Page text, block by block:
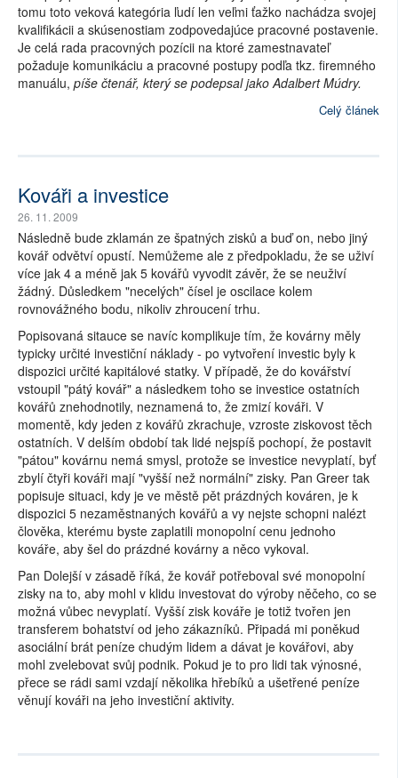
tomu toto veková kategória ľudí len veľmi ťažko nachádza svojej
kvalifikácii a skúsenostiam zodpovedajúce pracovné postavenie.
Je celá rada pracovných pozícii na ktoré zamestnavateľ
požaduje komunikáciu a pracovné postupy podľa tkz. firemného
manuálu, píše čtenář, který se podepsal jako Adalbert Múdry.
Celý článek
Kováři a investice
26. 11. 2009
Následně bude zklamán ze špatných zisků a buď on, nebo jiný
kovář odvětví opustí. Nemůžeme ale z předpokladu, že se uživí
více jak 4 a méně jak 5 kovářů vyvodit závěr, že se neuživí
žádný. Důsledkem "necelých" čísel je oscilace kolem
rovnovážného bodu, nikoliv zhroucení trhu.
Popisovaná sitauce se navíc komplikuje tím, že kovárny měly
typicky určité investiční náklady - po vytvoření investic byly k
dispozici určité kapitálové statky. V případě, že do kovářství
vstoupil "pátý kovář" a následkem toho se investice ostatních
kovářů znehodnotily, neznamená to, že zmizí kováři. V
momentě, kdy jeden z kovářů zkrachuje, vzroste ziskovost těch
ostatních. V delším období tak lidé nejspíš pochopí, že postavit
"pátou" kovárnu nemá smysl, protože se investice nevyplatí, byť
zbylí čtyři kováři mají "vyšší než normální" zisky. Pan Greer tak
popisuje situaci, kdy je ve městě pět prázdných kováren, je k
dispozici 5 nezaměstnaných kovářů a vy nejste schopni nalézt
člověka, kterému byste zaplatili monopolní cenu jednoho
kováře, aby šel do prázdné kovárny a něco vykoval.
Pan Dolejší v zásadě říká, že kovář potřeboval své monopolní
zisky na to, aby mohl v klidu investovat do výroby něčeho, co se
možná vůbec nevyplatí. Vyšší zisk kováře je totiž tvořen jen
transferem bohatství od jeho zákazníků. Připadá mi poněkud
asociální brát peníze chudým lidem a dávat je kovářovi, aby
mohl zvelebovat svůj podnik. Pokud je to pro lidi tak výnosné,
přece se rádi sami vzdají několika hřebíků a ušetřené peníze
věnují kováři na jeho investiční aktivity.